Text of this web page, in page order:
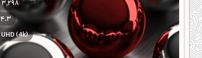
3,298
4.3
UHD (4k)